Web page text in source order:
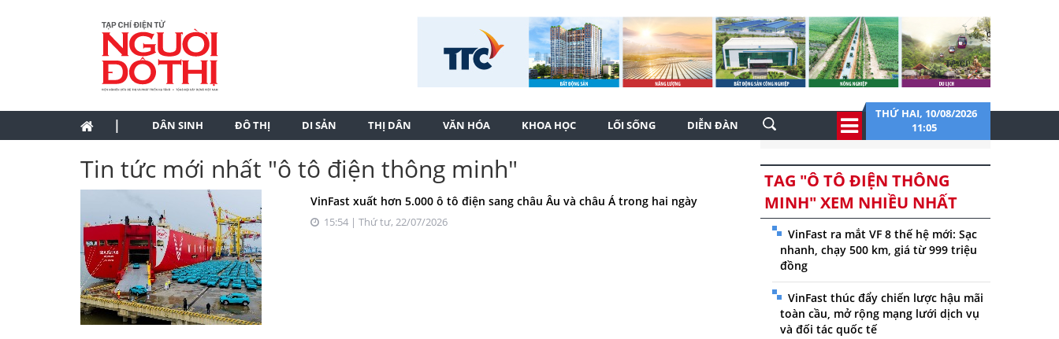
| DÂN SINH ĐÔ THỊ DI SẢN THỊ DÂN VĂN HÓA KHOA HỌC LỐI SỐNG DIỄN ĐÀN
THỨ HAI, 10/08/2026
11:05
Tin tức mới nhất "ô tô điện thông minh"
VinFast xuất hơn 5.000 ô tô điện sang châu Âu và châu Á trong hai ngày
15:54 | Thứ tư, 22/07/2026
TAG "Ô TÔ ĐIỆN THÔNG
MINH" XEM NHIỀU NHẤT
VinFast ra mắt VF 8 thế hệ mới: Sạc
nhanh, chạy 500 km, giá từ 999 triệu
đồng
VinFast thúc đẩy chiến lược hậu mãi
toàn cầu, mở rộng mạng lưới dịch vụ
và đối tác quốc tế